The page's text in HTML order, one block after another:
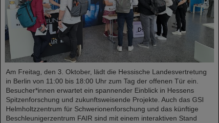
Am Freitag, den 3. Oktober, lädt die Hessische Landesvertretung
in Berlin von 11:00 bis 18:00 Uhr zum Tag der offenen Tür ein.
Besucher*innen erwartet ein spannender Einblick in Hessens
Spitzenforschung und zukunftsweisende Projekte. Auch das GSI
Helmholtzzentrum für Schwerionenforschung und das künftige
Beschleunigerzentrum FAIR sind mit einem interaktiven Stand